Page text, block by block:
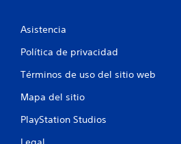
Asistencia
Política de privacidad
Términos de uso del sitio web
Mapa del sitio
PlayStation Studios